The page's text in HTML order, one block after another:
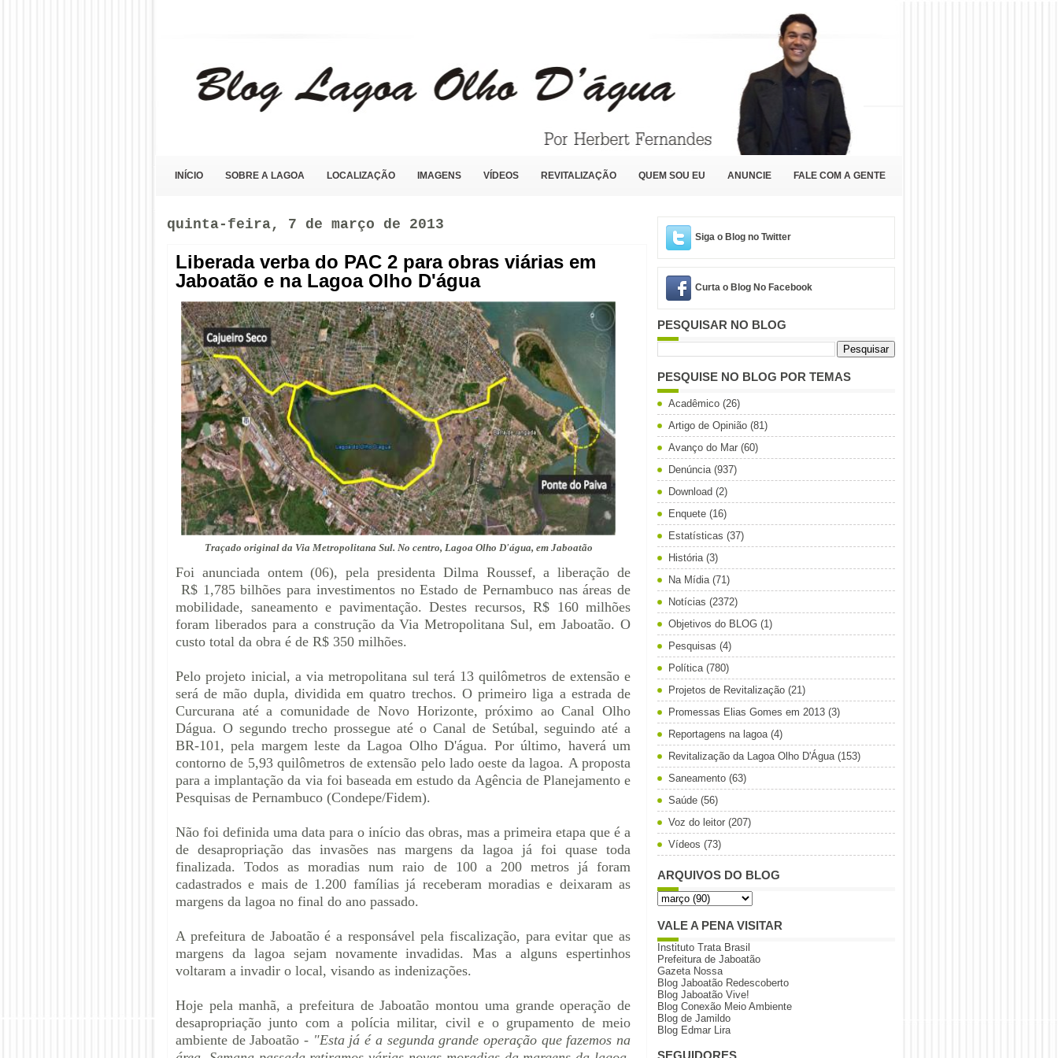
INÍCIO SOBRE A LAGOA LOCALIZAÇÃO IMAGENS VÍDEOS REVITALIZAÇÃO QUEM SOU EU ANUNCIE FALE COM A GENTE
quinta-feira, 7 de março de 2013
Liberada verba do PAC 2 para obras viárias em
Jaboatão e na Lagoa Olho D'água
Traçado original da Via Metropolitana Sul. No centro, Lagoa Olho D'água, em Jaboatão
Foi anunciada ontem (06), pela presidenta Dilma Roussef, a liberação de
R$ 1,785 bilhões para investimentos no Estado de Pernambuco nas áreas de
mobilidade, saneamento e pavimentação. Destes recursos, R$ 160 milhões
foram liberados para a construção da Via Metropolitana Sul, em Jaboatão. O
custo total da obra é de R$ 350 milhões.
Pelo projeto inicial, a via metropolitana sul terá 13 quilômetros de extensão e
será de mão dupla, dividida em quatro trechos. O primeiro liga a estrada de
Curcurana até a comunidade de Novo Horizonte, próximo ao Canal Olho
Dágua. O segundo trecho prossegue até o Canal de Setúbal, seguindo até a
BR-101, pela margem leste da Lagoa Olho D'água. Por último, haverá um
contorno de 5,93 quilômetros de extensão pelo lado oeste da lagoa. A proposta
para a implantação da via foi baseada em estudo da Agência de Planejamento e
Pesquisas de Pernambuco (Condepe/Fidem).
Não foi definida uma data para o início das obras, mas a primeira etapa que é a
de desapropriação das invasões nas margens da lagoa já foi quase toda
finalizada. Todos as moradias num raio de 100 a 200 metros já foram
cadastrados e mais de 1.200 famílias já receberam moradias e deixaram as
margens da lagoa no final do ano passado.
A prefeitura de Jaboatão é a responsável pela fiscalização, para evitar que as
margens da lagoa sejam novamenteinvadidas. Mas a alguns espertinhos
voltaram a invadir o local, visando as indenizações.
Hoje pela manhã, a prefeitura de Jaboatão montou uma grande operação de
desapropriação junto com a polícia militar, civil e o grupamento de meio
ambiente de Jaboatão - "Esta já é a segunda grande operação que fazemos na
Siga o Blog no Twitter
Curta o Blog No Facebook
PESQUISAR NO BLOG
PESQUISE NO BLOG POR TEMAS
Acadêmico (26)
Artigo de Opinião (81)
Avanço do Mar (60)
Denúncia (937)
Download (2)
Enquete (16)
Estatísticas (37)
História (3)
Na Mídia (71)
Notícias (2372)
Objetivos do BLOG (1)
Pesquisas (4)
Política (780)
Projetos de Revitalização (21)
Promessas Elias Gomes em 2013 (3)
Reportagens na lagoa (4)
Revitalização da Lagoa Olho D'Água (153)
Saneamento (63)
Saúde (56)
Voz do leitor (207)
Vídeos (73)
ARQUIVOS DO BLOG
VALE A PENA VISITAR
Instituto Trata Brasil
Prefeitura de Jaboatão
Gazeta Nossa
Blog Jaboatão Redescoberto
Blog Jaboatão Vive!
Blog Conexão Meio Ambiente
Blog de Jamildo
Blog Edmar Lira
SEGUIDORES